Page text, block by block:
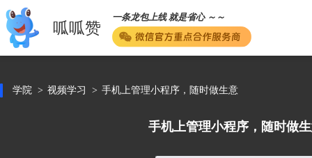
呱呱赞
一条龙包上线 就是省心 ～～
学院 视频学习 手机上管理小程序，随时做生意
手机上管理小程序，随时做